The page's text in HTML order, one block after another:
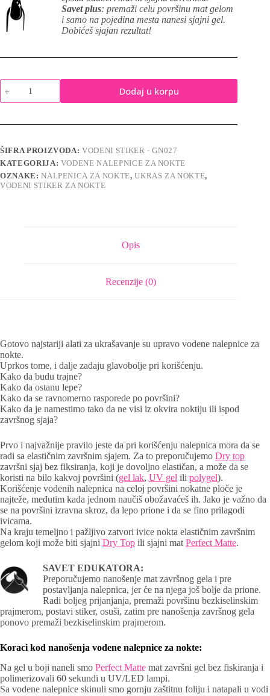
Savet plus: premaži celu površinu mat gelom
i samo na pojedina mesta nanesi sjajni gel.
Dobićeš sjajan rezultat!
Vodene
nalepnice
za
-
količina
Dodaj u korpu
ŠIFRA PROIZVODA:VODENI STIKER - GN027
KATEGORIJA: VODENE NALEPNICE ZA NOKTE
OZNAKE:NALPENICA ZA NOKTE,UKRAS ZA NOKTE,
VODENI STIKER ZA NOKTE
Opis
Recenzije (0)
Gotovo najstariji alati za ukrašavanje su upravo vodene nalepnice za
nokte.
Uprkos tome, i dalje zadaju glavobolje pri korišćenju.
Kako da budu trajne?
Kako da ostanu lepe?
Kako da se ravnomerno rasporede po površini?
Kako da je namestimo tako da ne visi iz okvira noktiju ili ispod
završnog sjaja?
Prvo i najvažnije pravilo jeste da pri korišćenju nalepnica mora da se
radi sa elastičnim završnim sjajem. Za to preporučujemo Dry top
završni sjaj bez fiksiranja, koji je dovoljno elastičan, a može da se
koristi na bilo kakvoj površini (gel lak, UV gel ili polygel).
Korišćenje vodenih nalepnica na celoj površini nokatne ploče je
najteže, međutim kada jednom naučiš obožavaćeš ih. Jako je važno da
se na površini izravna skroz, da lepo prione i da se fino prilagodi
ivicama.
Na kraju temeljno i pažljivo zatvori ivice nokta elastičnim završnim
gelom koji može biti sjajni Dry Top ili sjajni matPerfect Matte.
SAVET EDUKATORA:
Preporučujemo nanošenje mat završnog gela i pre
postavljanja nalepnica, jer će na njega još bolje da prione.
Radi boljeg prijanjanja, premaži površinu bezkiselinskim
prajmerom, postavi stiker, osuši, zatim pre nanošenja završnog gela
ponovo premaži bezkiselinskim prajmerom.
Koraci kod nanošenja vodene nalepnice za nokte:
Na gel u boji naneli smo Perfect Matte mat završni gel bez fiskiranja i
polimerizovali 60 sekundi u UV/LED lampi.
Sa vodene nalepnice skinuli smo gornju zaštitnu foliju i natapali u vodi